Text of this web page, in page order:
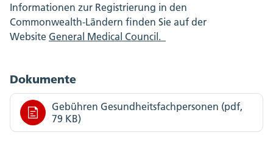
Informationen zur Registrierung in den
Commonwealth-Ländern finden Sie auf der
Website General Medical Council.
Dokumente
Gebühren Gesundheitsfachpersonen (pdf,
79 KB)